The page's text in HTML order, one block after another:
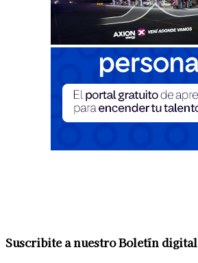
Suscribite a nuestro Boletín digital